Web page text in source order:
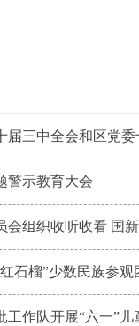
届三中全会和区党
警示教育大会
会组织收听收看 国
石榴”少数民族参观
工作队开展“六一”